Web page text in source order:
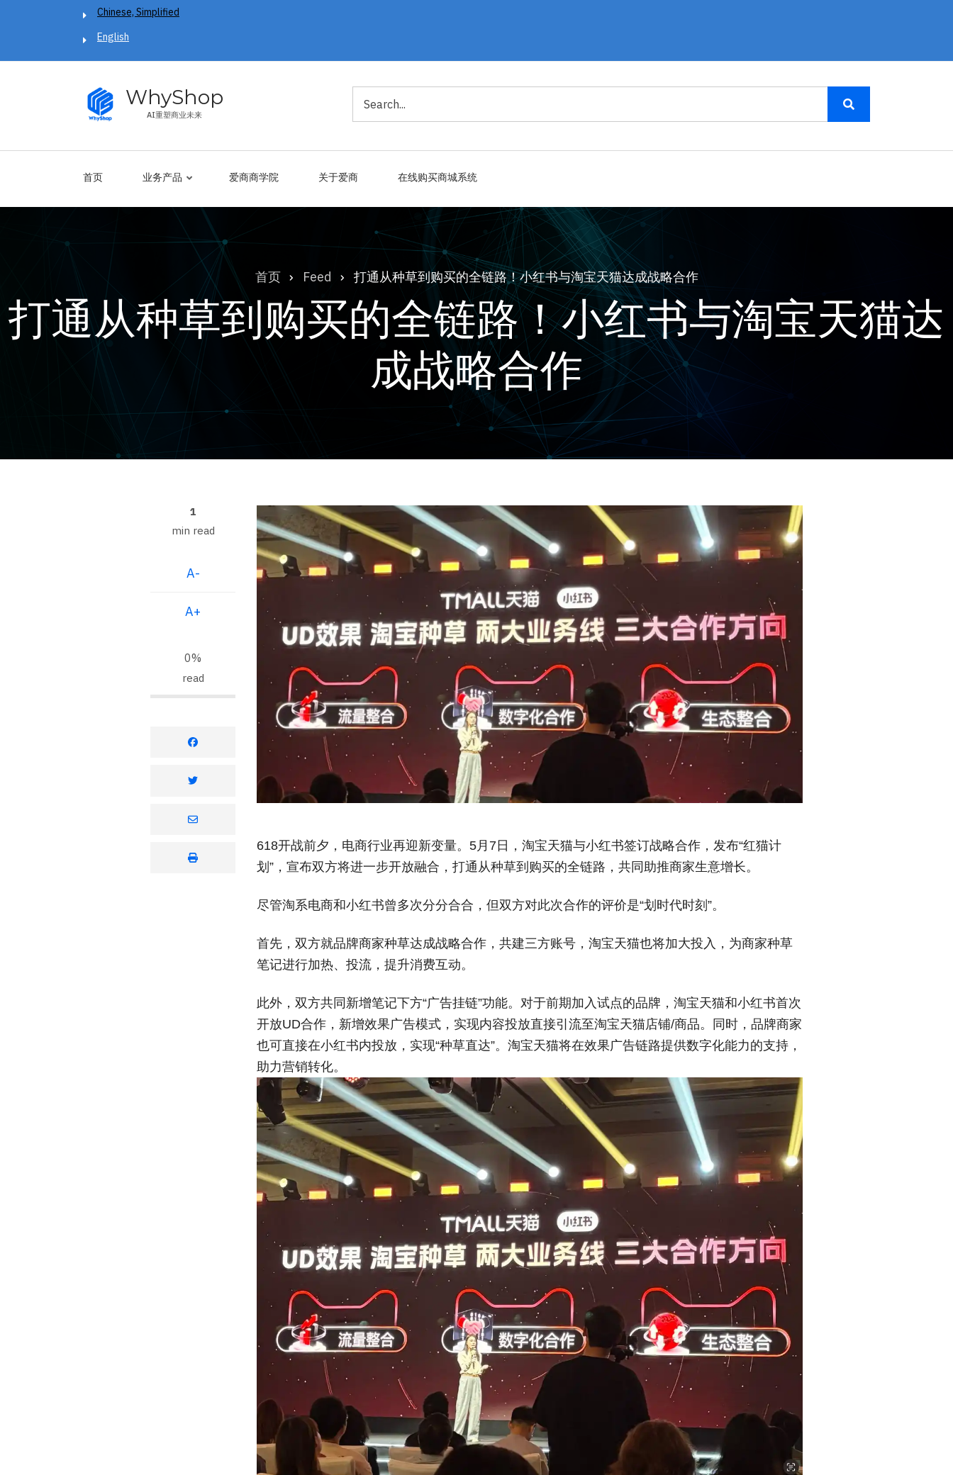
Chinese, Simplified
English
WhyShop
AI重塑商业未来
首页 业务产品 爱商商学院 关于爱商 在线购买商城系统
面
包
首页 Feed 打通从种草到购买的全链路！小红书与淘宝天猫达成战略合作
打通从种草到购买的全链路！小红书与淘宝天猫达
成战略合作
1
min read
A-
A+
0%
read
618开战前夕，电商行业再迎新变量。5月7日，淘宝天猫与小红书签订战略合作，发布“红猫计
划”，宣布双方将进一步开放融合，打通从种草到购买的全链路，共同助推商家生意增长。
尽管淘系电商和小红书曾多次分分合合，但双方对此次合作的评价是“划时代时刻”。
首先，双方就品牌商家种草达成战略合作，共建三方账号，淘宝天猫也将加大投入，为商家种草
笔记进行加热、投流，提升消费互动。
此外，双方共同新增笔记下方“广告挂链”功能。对于前期加入试点的品牌，淘宝天猫和小红书首次
开放UD合作，新增效果广告模式，实现内容投放直接引流至淘宝天猫店铺/商品。同时，品牌商家
也可直接在小红书内投放，实现“种草直达”。淘宝天猫将在效果广告链路提供数字化能力的支持，
助力营销转化。